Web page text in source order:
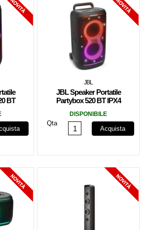
BT
JBL
JBL Speaker Portatile
Partybox 520 BT IPX4
DISPONIBILE
Qta
Acquista